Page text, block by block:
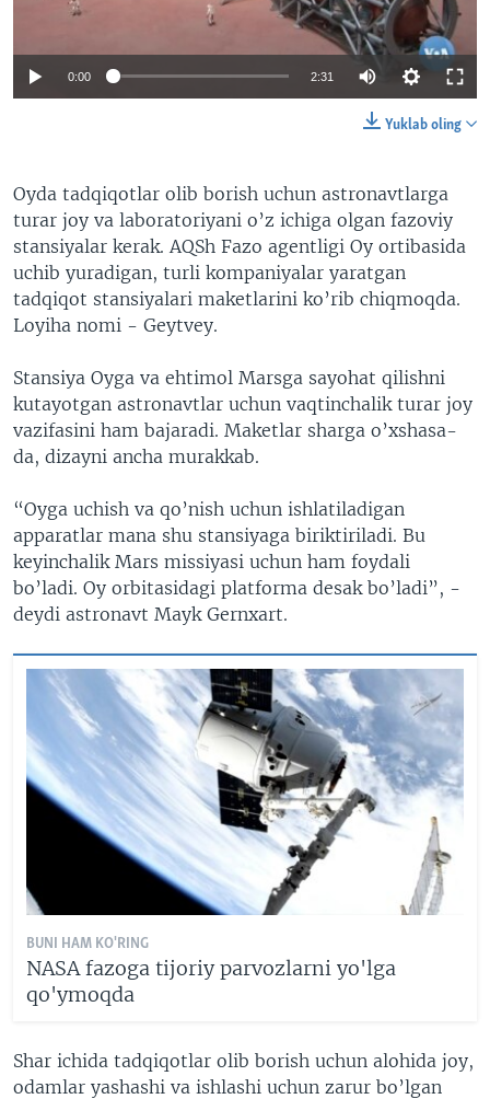
VIDEO
XABARLAR SURATLARDA
ODNOKLASSNIKI
TELEGRAM
TWITTER
0:00 2:31
Yuklab oling
Oyda tadqiqotlar olib borish uchun astronavtlarga
turar joy va laboratoriyani o’z ichiga olgan fazoviy
stansiyalar kerak. AQSh Fazo agentligi Oy ortibasida
uchib yuradigan, turli kompaniyalar yaratgan
tadqiqot stansiyalari maketlarini ko’rib chiqmoqda.
Loyiha nomi - Geytvey.
Stansiya Oyga va ehtimol Marsga sayohat qilishni
kutayotgan astronavtlar uchun vaqtinchalik turar joy
vazifasini ham bajaradi. Maketlar sharga o’xshasa-
da, dizayni ancha murakkab.
“Oyga uchish va qo’nish uchun ishlatiladigan
apparatlar mana shu stansiyaga biriktiriladi. Bu
keyinchalik Mars missiyasi uchun ham foydali
bo’ladi. Oy orbitasidagi platforma desak bo’ladi”, -
deydi astronavt Mayk Gernxart.
BUNI HAM KO'RING
NASA fazoga tijoriy parvozlarni yo'lga
qo'ymoqda
Shar ichida tadqiqotlar olib borish uchun alohida joy,
odamlar yashashi va ishlashi uchun zarur bo’lgan